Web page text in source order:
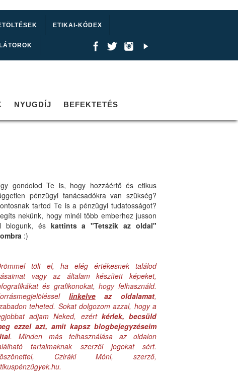
ETIKAI-KÓDEX
NYUGDÍJ BEFEKTETÉS
gondolod Te is, hogy hozzáértő és etikus
pénzügyi tanácsadókra van szükség?
tartod Te is a pénzügyi tudatosságot?
nekünk, hogy minél több emberhez jusson
blogunk, és kattints a "Tetszik az oldal"
:)
tölt el, ha elég értékesnek találod
vagy az általam készített képeket,
és grafikonokat, hogy felhasználd.
linkelveaz oldalamat,
teheted. Sokat dolgozom azzal, hogy a
adjam Neked, ezért kérlek, becsüld
ezzel azt, amit kapsz blogbejegyzéseim
. Minden más felhasználása az oldalon
tartalmaknak szerzői jogokat sért.
Cziráki Móni, szerző,